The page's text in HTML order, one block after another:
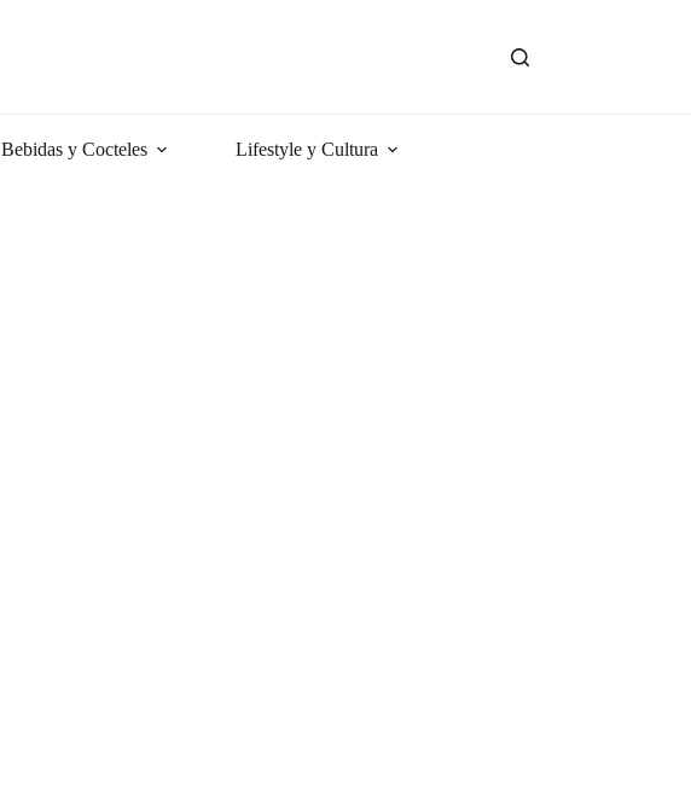
Bebidas y Cocteles Lifestyle y Cultura